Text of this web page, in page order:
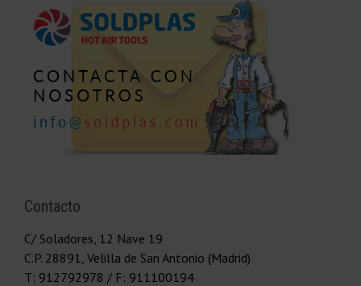
Contacto
C/ Soladores, 12 Nave 19
C.P. 28891 Velilla de San Antonio (Madrid)
T: 912792978 / F: 911100194